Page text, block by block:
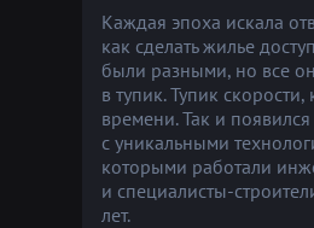
Каждая эпоха искала
как сделать жилье
были разными, но все
в тупик. Тупик скорости,
времени. Так и
с уникальными
которыми работали
и специалисты-
лет.